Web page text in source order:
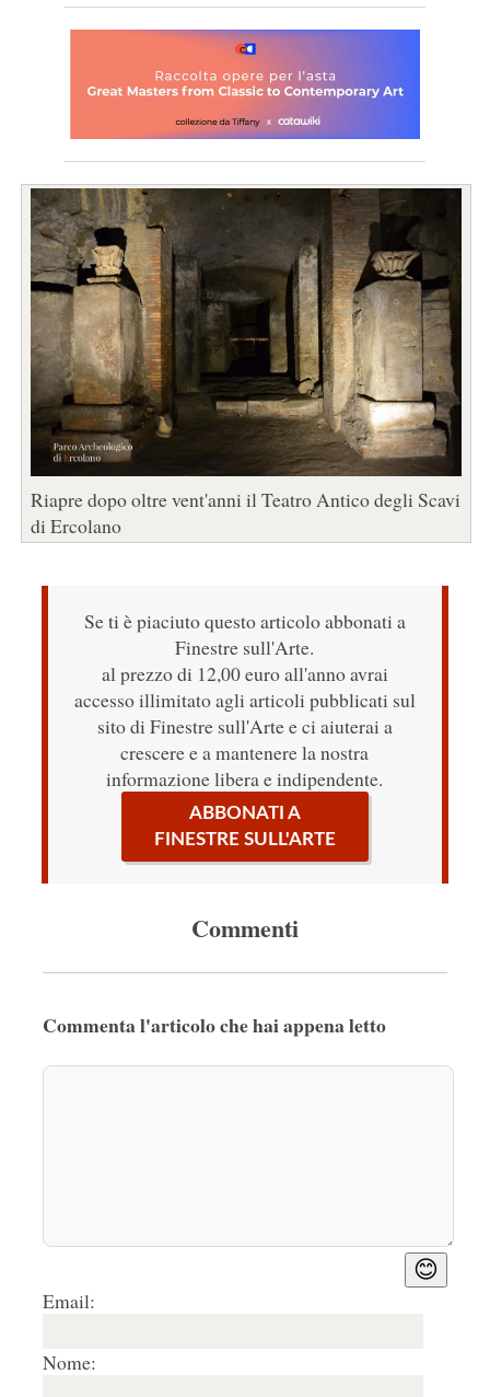
Riapre dopo oltre vent'anni il Teatro Antico degli Scavi
di Ercolano
Se ti è piaciuto questo articolo abbonati a
Finestre sull'Arte.
al prezzo di 12,00 euro all'anno avrai
accesso illimitato agli articoli pubblicati sul
sito di Finestre sull'Arte e ci aiuterai a
crescere e a mantenere la nostra
informazione libera e indipendente.
ABBONATI A
FINESTRE SULL'ARTE
Commenti
Commenta l'articolo che hai appena letto
😊
Email:
Nome: